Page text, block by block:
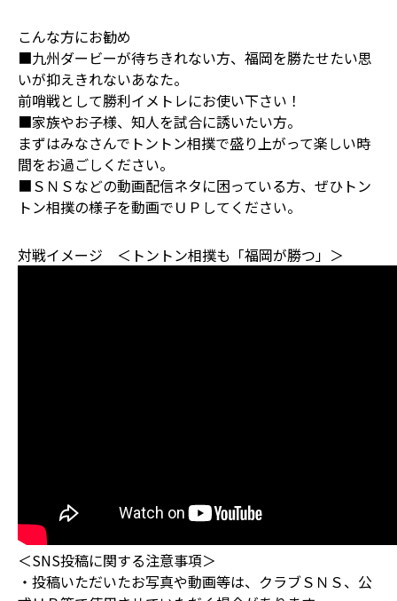
こんな方にお勧め
■九州ダービーが待ちきれない方、福岡を勝たせたい思
いが抑えきれないあなた。
前哨戦として勝利イメトレにお使い下さい！
■家族やお子様、知人を試合に誘いたい方。
まずはみなさんでトントン相撲で盛り上がって楽しい時
間をお過ごしください。
■ＳＮＳなどの動画配信ネタに困っている方、ぜひトン
トン相撲の様子を動画でＵＰしてください。
対戦イメージ ＜トントン相撲も「福岡が勝つ」＞
＜SNS投稿に関する注意事項＞
・投稿いただいたお写真や動画等は、クラブＳＮＳ、公